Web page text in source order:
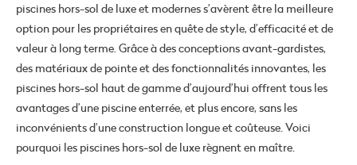
piscines hors-sol de luxe et modernes s’avèrent être la meilleure
option pour les propriétaires en quête de style, d’efficacité et de
valeur à long terme. Grâce à des conceptions avant-gardistes,
des matériaux de pointe et des fonctionnalités innovantes, les
piscines hors-sol haut de gamme d’aujourd’hui offrent tous les
avantages d’une piscine enterrée, et plus encore, sans les
inconvénients d’une construction longue et coûteuse. Voici
pourquoi les piscines hors-sol de luxe règnent en maître.